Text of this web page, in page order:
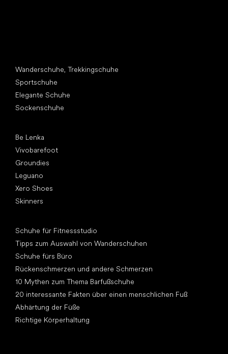
Wanderschuhe, Trekkingschuhe
Sportschuhe
Elegante Schuhe
Sockenschuhe
Be Lenka
Vivobarefoot
Groundies
Leguano
Xero Shoes
Skinners
Schuhe für Fitnessstudio
Tipps zum Auswahl von Wanderschuhen
Schuhe fürs Büro
Rückenschmerzen und andere Schmerzen
10 Mythen zum Thema Barfußschuhe
20 interessante Fakten über einen menschlichen Fuß
Abhärtung der Füße
Richtige Körperhaltung